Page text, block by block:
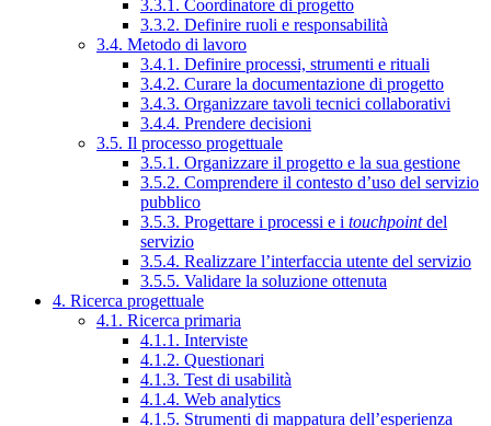
3.3.1. Coordinatore di progetto
3.3.2. Definire ruoli e responsabilità
3.4. Metodo di lavoro
3.4.1. Definire processi, strumenti e rituali
3.4.2. Curare la documentazione di progetto
3.4.3. Organizzare tavoli tecnici collaborativi
3.4.4. Prendere decisioni
3.5. Il processo progettuale
3.5.1. Organizzare il progetto e la sua gestione
3.5.2. Comprendere il contesto d’uso del servizio
pubblico
3.5.3. Progettare i processi e i touchpointdel
servizio
3.5.4. Realizzare l’interfaccia utente del servizio
3.5.5. Validare la soluzione ottenuta
4. Ricerca progettuale
4.1. Ricerca primaria
4.1.1. Interviste
4.1.2. Questionari
4.1.3. Test di usabilità
4.1.4. Web analytics
4.1.5. Strumenti di mappatura dell’esperienza